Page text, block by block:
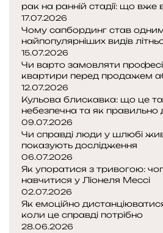
о
г
р
о
ш
є
б
і
л
ь
ш
е
с
в
б
о
д
и
у
2
0
2
6
ц
і
:
я
к
н
е
з
л
и
в
а
т
и
г
р
о
ш
і
н
рак на ранній стадії: що вже
17.07.2026
Чому сапбординг став одним
найпопулярніших видів
15.07.2026
Чи варто замовляти
квартири перед продажем
12.07.2026
Кульова блискавка: що це
небезпечна та як правильно
09.07.2026
Чи справді люди у шлюбі
показують дослідження
06.07.2026
Як упоратися з тривогою:
навчитися у Ліонеля Мессі
02.07.2026
Як емоційно
коли це справді потрібно
28.06.2026